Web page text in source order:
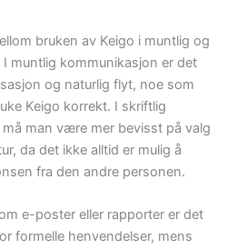
bruken av Keigo i muntlig og
muntlig kommunikasjon er det
og naturlig flyt, noe som
Keigo korrekt. I skriftlig
man være mer bevisst på valg
da det ikke alltid er mulig å
fra den andre personen.
e-poster eller rapporter er det
formelle henvendelser, mens